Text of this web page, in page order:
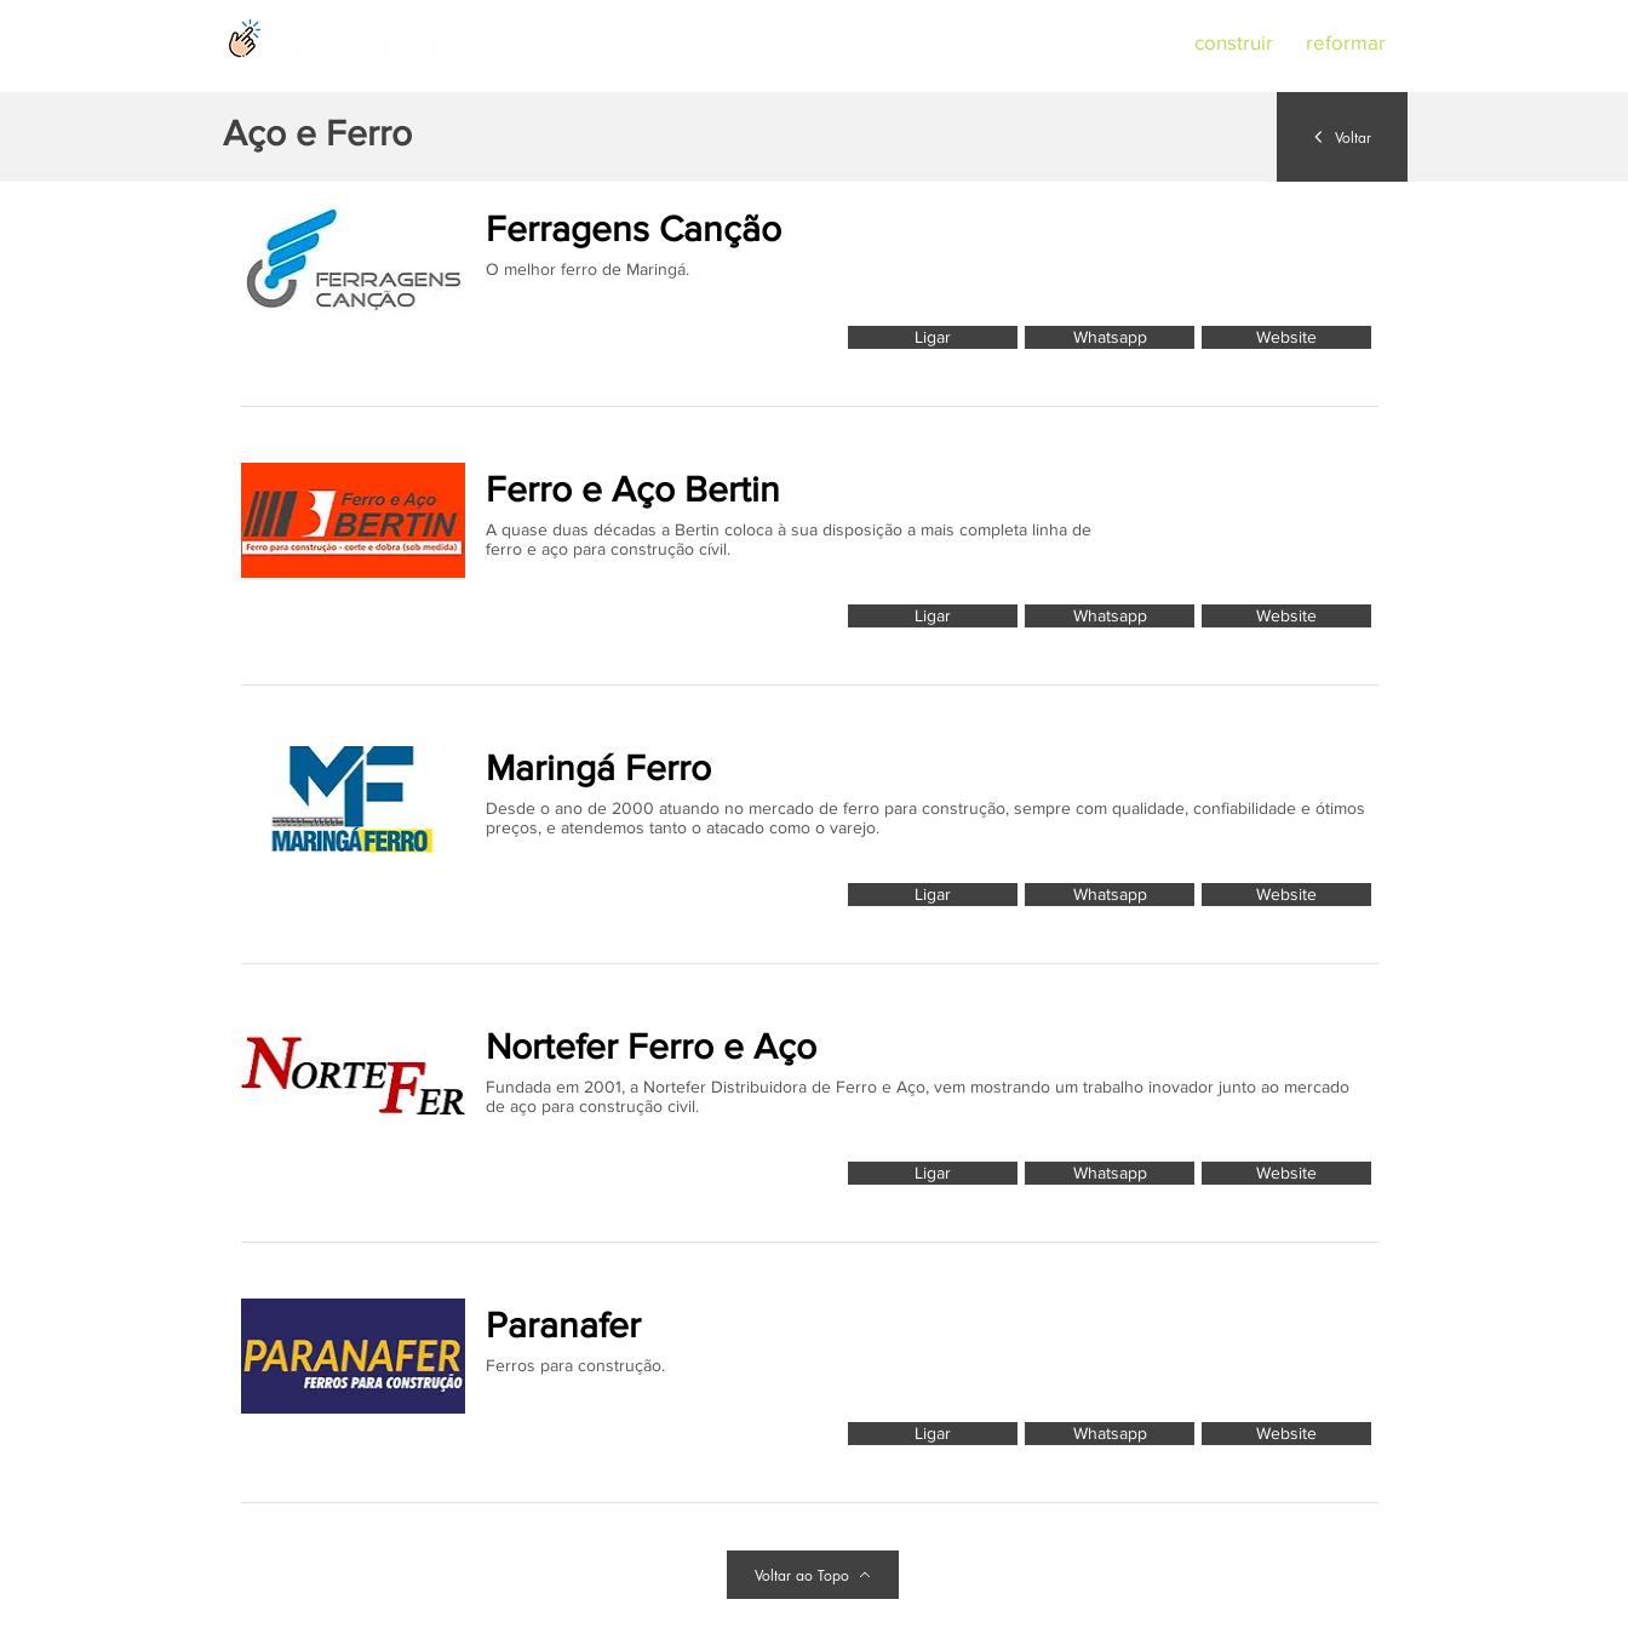
construir reformar
Aço e Ferro Voltar
Ferragens Canção
O melhor ferro de Maringá.
Ligar Whatsapp Website
Ferro e Aço Bertin
A quase duas décadas a Bertin coloca à sua disposição a mais completa linha de
ferro e aço para construção cívil.
Ligar Whatsapp Website
Maringá Ferro
Desde o ano de 2000 atuando no mercado de ferro para construção, sempre com qualidade, confiabilidade e ótimos
preços, e atendemos tanto o atacado como o varejo.
Ligar Whatsapp Website
Nortefer Ferro e Aço
Fundada em 2001, a Nortefer Distribuidora de Ferro e Aço, vem mostrando um trabalho inovador junto ao mercado
de aço para construção civil.
Ligar Whatsapp Website
Paranafer
Ferros para construção.
Ligar Whatsapp Website
Voltar ao Topo